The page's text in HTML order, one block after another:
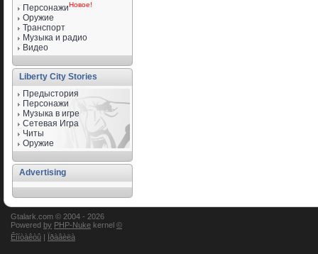
ПерсонажиНовое!
Оружие
Транспорт
Музыка и радио
Видео
Liberty City Stories
Предыстория
Персонажи
Музыка в игре
Сетевая Игра
Читы
Оружие
Advertising
Gtalark.com © 2004 - 2026
Powered by PHP-Nuke kernel ©
Êîíòàêòû | Ïðàâèëà